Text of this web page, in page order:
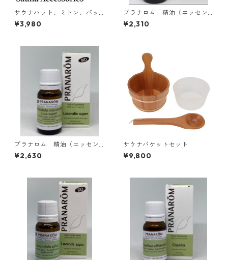
サウナハット、ミトン、パッ
ド3点セット 全2色
¥3,980
プラナロム 精油（エッセン
シャルオイル）BIO ユーカリ
レモン10ml
¥2,310
プラナロム 精油（エッセン
シャルオイル） ラベンダー
スーパー10ml
¥2,630
サウナバケットセット
¥9,800